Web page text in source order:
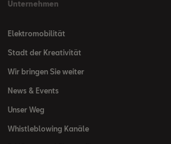
Unternehmen
Elektromobilität
Stadt der Kreativität
Wir bringen Sie weiter
News & Events
Unser Weg
Whistleblowing Kanäle